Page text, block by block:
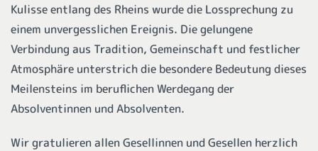
Kulisse entlang des Rheins wurde die Lossprechung zu
einem unvergesslichen Ereignis. Die gelungene
Verbindung aus Tradition, Gemeinschaft und festlicher
Atmosphäre unterstrich die besondere Bedeutung dieses
Meilensteins im beruflichen Werdegang der
Absolventinnen und Absolventen.
Wir gratulieren allen Gesellinnen und Gesellen herzlich